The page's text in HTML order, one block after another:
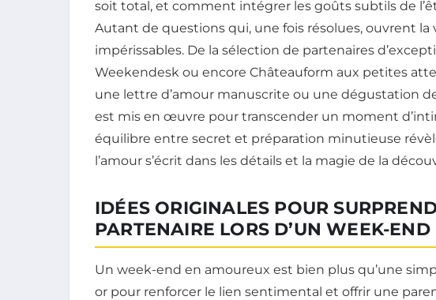
soit total, et comment intégrer les goûts subtils de
Autant de questions qui, une fois résolues, ouvrent la
impérissables. De la sélection de partenaires
Weekendesk ou encore Châteauform aux petites
une lettre d’amour manuscrite ou une dégustation
est mis en œuvre pour transcender un moment
équilibre entre secret et préparation minutieuse
l’amour s’écrit dans les détails et la magie de la
IDÉES ORIGINALES POUR
PARTENAIRE LORS D’UN WEEK-
Un week-end en amoureux est bien plus qu’une
or pour renforcer le lien sentimental et offrir une